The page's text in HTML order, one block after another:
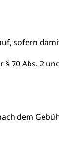
sofern
70 Abs. 2
dem